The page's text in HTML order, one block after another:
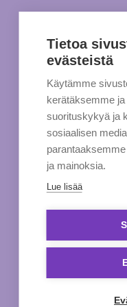
Tietoa
evästeistä
Käytämme
kerätäksemme
suorituskykyä ja
sosiaalisen
ja mainoksia.
Lue lisää